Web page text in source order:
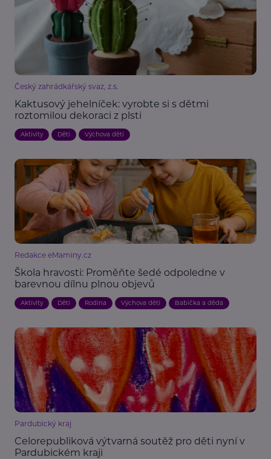
Český zahrádkářský svaz, z.s.
Kaktusový jehelníček: vyrobte si s dětmi
roztomilou dekoraci z plsti
Aktivity Děti Výchova dětí
Redakce eMaminy.cz
Škola hravosti: Proměňte šedé odpoledne v
barevnou dílnu plnou objevů
Aktivity Děti Rodina Výchova dětí Babička a děda
Pardubický kraj
Celorepubliková výtvarná soutěž pro děti nyní v
Pardubickém kraji